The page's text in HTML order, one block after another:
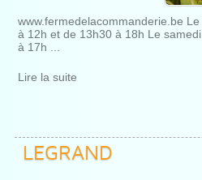
www.fermedelacommanderie.be
à 12h et de 13h30 à 18h Le
à 17h ...
Lire la suite
LEGRAND